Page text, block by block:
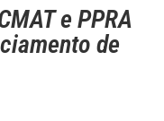
e PPRA
de